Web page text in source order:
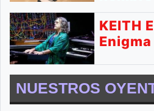
KEITH
NUESTROS